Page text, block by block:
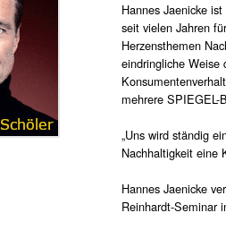
Hannes Jaenicke
seit vielen Jahren
Herzensthemen
eindringliche Weise
mehrere SPIEGEL-
„Uns wird ständig
Nachhaltigkeit eine
Hannes Jaenicke
Reinhardt-Seminar